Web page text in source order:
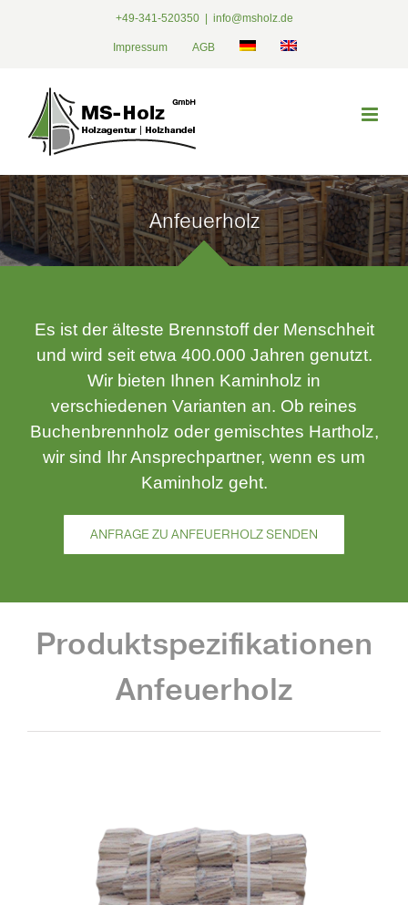
+49-341-520350 info@msholz.de
Impressum AGB
Anfeuerholz
Es ist der älteste Brennstoff der Menschheit
und wird seit etwa 400.000 Jahren genutzt.
Wir bieten Ihnen Kaminholz in
verschiedenen Varianten an. Ob reines
Buchenbrennholz oder gemischtes Hartholz,
wir sind Ihr Ansprechpartner, wenn es um
Kaminholz geht.
ANFRAGE ZU ANFEUERHOLZ SENDEN
Produktspezifikationen
Anfeuerholz